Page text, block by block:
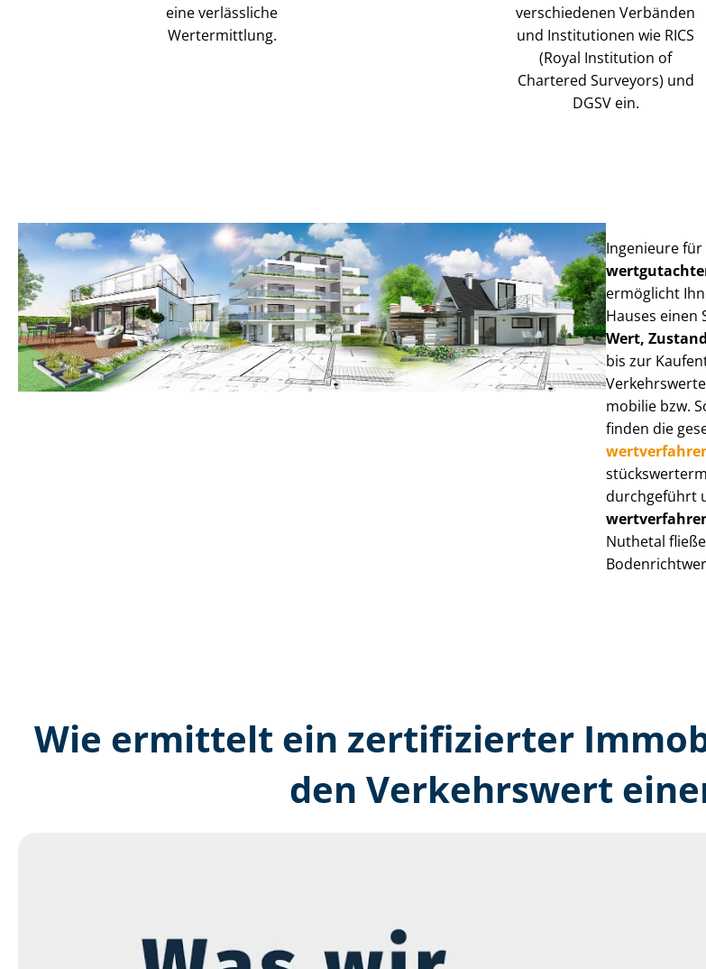
eine verlässliche
Wertermittlung.
verschiedenen Verbänden
und Institutionen wie RICS
(Royal Institution of
Chartered Surveyors) und
DGSV ein.
Ingenieure
ermöglicht
Hauses einen
Wert,
bis zur
mo­bi­lie bzw.
finden die
durchgeführt
Nuthetal
Wie ermittelt ein zertifizierter
den Verkehrswert